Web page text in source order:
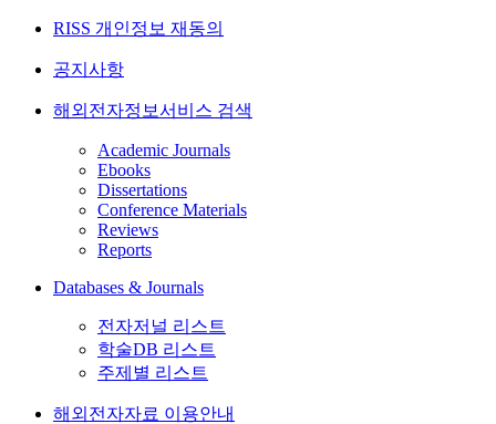
RISS 개인정보 재동의
공지사항
해외전자정보서비스 검색
Academic Journals
Ebooks
Dissertations
Conference Materials
Reviews
Reports
Databases & Journals
전자저널 리스트
학술DB 리스트
주제별 리스트
해외전자자료 이용안내